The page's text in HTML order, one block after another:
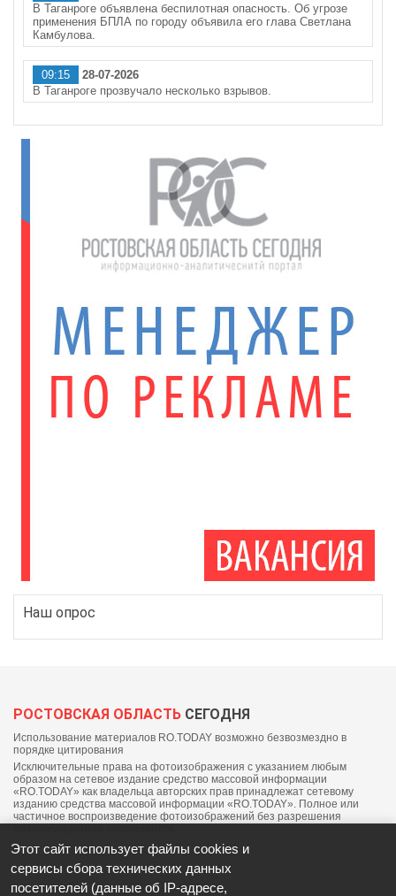
В Таганроге объявлена беспилотная опасность. Об угрозе
применения БПЛА по городу объявила его глава Светлана
Камбулова.
09:15
28-07-2026
В Таганроге прозвучало несколько взрывов.
Наш опрос
РОСТОВСКАЯ ОБЛАСТЬ СЕГОДНЯ
Использование материалов RO.TODAY возможно безвозмездно в
порядке цитирования
Исключительные права на фотоизображения с указанием любым
образом на сетевое издание средство массовой информации
«RO.TODAY» как владельца авторских прав принадлежат сетевому
изданию средства массовой информации «RO.TODAY». Полное или
частичное воспроизведение фотоизображений без разрешения
Этот сайт использует файлы cookies и
сервисы сбора технических данных
посетителей (данные об IP-адресе,